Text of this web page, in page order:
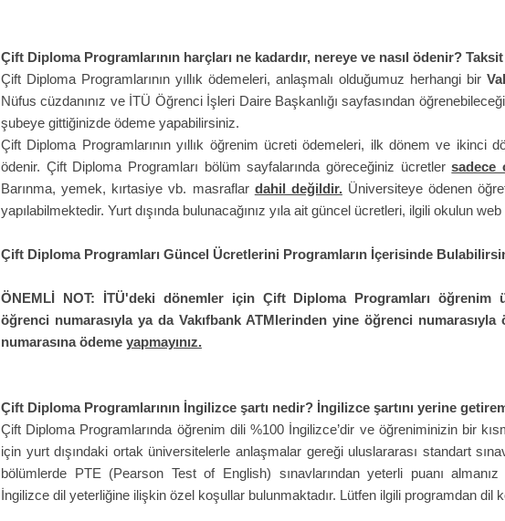
Çift Diploma Programlarının harçları ne kadardır, nereye ve nasıl ödenir? Taksit
Çift Diploma Programlarının yıllık ödemeleri, anlaşmalı olduğumuz herhangi bir
Nüfus cüzdanınız ve İTÜ Öğrenci İşleri Daire Başkanlığı sayfasından
şubeye gittiğinizde ödeme yapabilirsiniz.
Çift Diploma Programlarının yıllık öğrenim ücreti ödemeleri, ilk dönem ve ikinci
ödenir. Çift Diploma Programları bölüm sayfalarında göreceğiniz ücretlersadece
Barınma, yemek, kırtasiye vb. masraflar dahil değildir.Üniversiteye ödenen
yapılabilmektedir. Yurt dışında bulunacağınız yıla ait güncel ücretleri, ilgili okulun
Çift Diploma Programları Güncel Ücretlerini Programların İçerisinde
ÖNEMLİ NOT: İTÜ'deki dönemler için Çift Diploma Programları öğrenim
öğrenci numarasıyla ya da Vakıfbank ATMlerinden yine öğrenci
numarasına ödeme yapmayınız.
Çift Diploma Programlarının İngilizce şartı nedir? İngilizce şartını yerine
Çift Diploma Programlarında öğrenim dili %100 İngilizce’dir ve öğreniminizin bir
için yurt dışındaki ortak üniversitelerle anlaşmalar gereği uluslararası standart
bölümlerde PTE (Pearson Test of English) sınavlarından yeterli puanı
İngilizce dil yeterliğine ilişkin özel koşullar bulunmaktadır. Lütfen ilgili programdan dil